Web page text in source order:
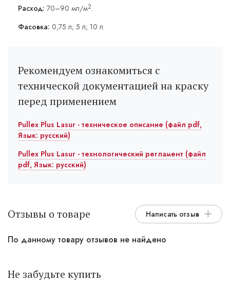
Расход: 70–90 мл/м2.
Фасовка: 0,75 л; 5 л; 10 л.
Рекомендуем ознакомиться с
технической документацией на краску
перед применением
Pullex Plus Lasur - техническое описание (файл pdf,
Язык: русский)
Pullex Plus Lasur - технологический регламент (файл
pdf, Язык: русский)
Отзывы о товаре Написать отзыв
По данному товару отзывов не найдено
Не забудьте купить